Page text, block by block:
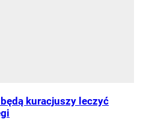
kuracjuszy leczyć